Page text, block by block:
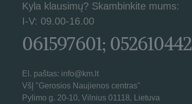
Kyla klausimų? Skambinkite mums:
I-V: 09.00-16.00
061597601; 052610442
El. paštas: info@km.lt
VšĮ "Gerosios Naujienos centras"
Pylimo g. 20-10, Vilnius 01118, Lietuva